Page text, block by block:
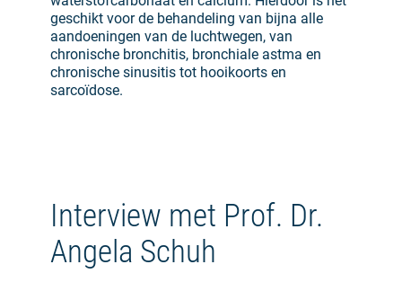
geschikt voor de behandeling van bijna alle
aandoeningen van de luchtwegen, van
chronische bronchitis, bronchiale astma en
chronische sinusitis tot hooikoorts en
sarcoïdose.
Interview met Prof. Dr.
Angela Schuh